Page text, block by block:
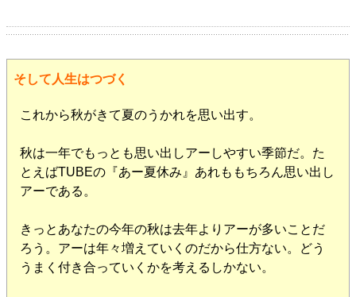
そして人生はつづく
これから秋がきて夏のうかれを思い出す。
秋は一年でもっとも思い出しアーしやすい季節だ。た
とえばTUBEの『あー夏休み』あれももちろん思い出し
アーである。
きっとあなたの今年の秋は去年よりアーが多いことだ
ろう。アーは年々増えていくのだから仕方ない。どう
うまく付き合っていくかを考えるしかない。